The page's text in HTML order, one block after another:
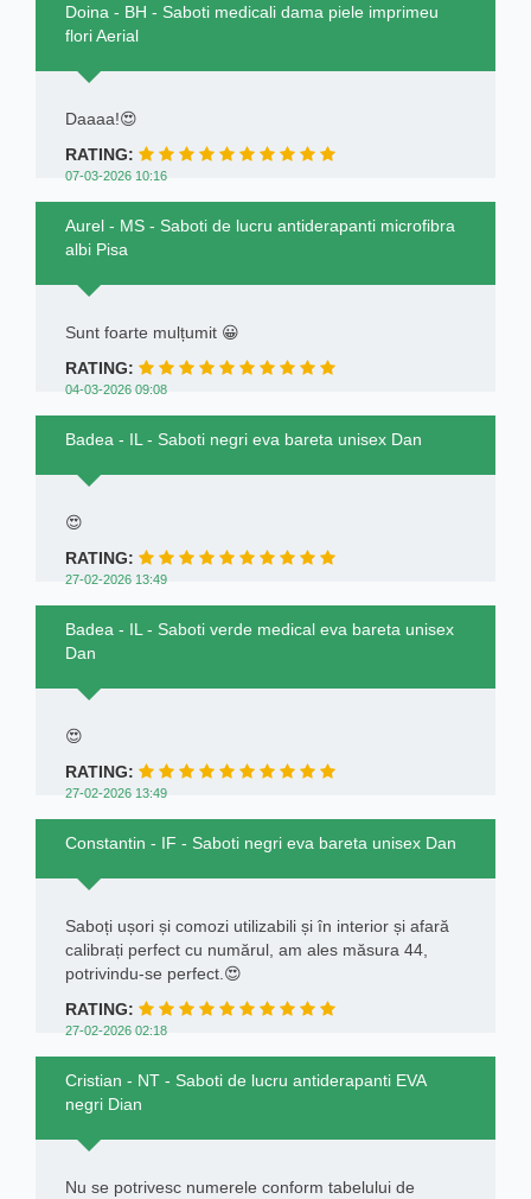
Doina - BH - Saboti medicali dama piele imprimeu
flori Aerial
Daaaa!😍
RATING:
07-03-2026 10:16
Aurel - MS - Saboti de lucru antiderapanti microfibra
albi Pisa
Sunt foarte mulțumit 😀
RATING:
04-03-2026 09:08
Badea - IL - Saboti negri eva bareta unisex Dan
😍
RATING:
27-02-2026 13:49
Badea - IL - Saboti verde medical eva bareta unisex
Dan
😍
RATING:
27-02-2026 13:49
Constantin - IF - Saboti negri eva bareta unisex Dan
Saboți ușori și comozi utilizabili și în interior și afară
calibrați perfect cu numărul, am ales măsura 44,
potrivindu-se perfect.😍
RATING:
27-02-2026 02:18
Cristian - NT - Saboti de lucru antiderapanti EVA
negri Dian
Nu se potrivesc numerele conform tabelului de